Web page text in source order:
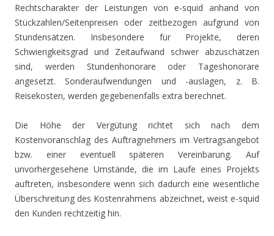
Rechtscharakter der Leistungen von e-squid anhand von
Stückzahlen/Seitenpreisen oder zeitbezogen aufgrund von
Stundensätzen. Insbesondere für Projekte, deren
Schwierigkeitsgrad und Zeitaufwand schwer abzuschätzen
sind, werden Stundenhonorare oder Tageshonorare
angesetzt. Sonderaufwendungen und -auslagen, z. B.
Reisekosten, werden gegebenenfalls extra berechnet.
Die Höhe der Vergütung richtet sich nach dem
Kostenvoranschlag des Auftragnehmers im Vertragsangebot
bzw. einer eventuell späteren Vereinbarung. Auf
unvorhergesehene Umstände, die im Laufe eines Projekts
auftreten, insbesondere wenn sich dadurch eine wesentliche
Überschreitung des Kostenrahmens abzeichnet, weist e-squid
den Kunden rechtzeitig hin.